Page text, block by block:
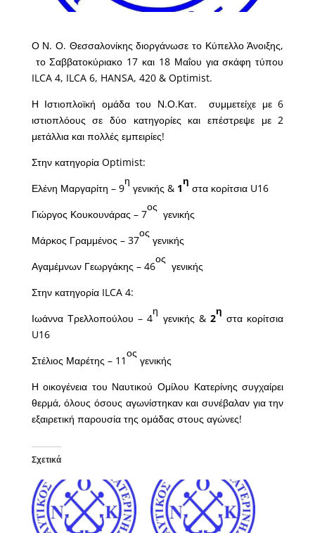
Ο Ν. Ο. Θεσσαλονίκης διοργάνωσε το Κύπελλο Άνοιξης,
το Σαββατοκύριακο 17 και 18 Μαΐου για σκάφη τύπου
ILCA 4, ILCA 6, HANSA, 420 & Optimist.
Η Ιστιοπλοϊκή ομάδα του Ν.Ο.Κατ. συμμετείχε με 6
ιστιοπλόους σε δύο κατηγορίες και επέστρεψε με 2
μετάλλια και πολλές εμπειρίες!
Στην κατηγορία Optimist:
Ελένη Μαργαρίτη – 9
η
γενικής & 1
η
στα κορίτσια U16
Γιώργος Κουκουνάρας – 7
ος
γενικής
Μάρκος Γραμμένος – 37
ος
γενικής
Αγαμέμνων Γεωργάκης – 46
ος
γενικής
Στην κατηγορία ILCA 4:
Ιωάννα Τρελλοπούλου – 4
η
γενικής & 2
η
στα κορίτσια
U16
Στέλιος Μαρέτης – 11
ος
γενικής
Η οικογένεια του Ναυτικού Ομίλου Κατερίνης συγχαίρει
θερμά, όλους όσους αγωνίστηκαν και συνέβαλαν για την
εξαιρετική παρουσία της ομάδας στους αγώνες!
Σχετικά